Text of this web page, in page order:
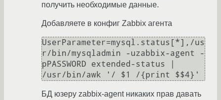
получить необходимые данные.
Добавляете в конфиг Zabbix агента
UserParameter=mysql.status[*],/us
r/bin/mysqladmin -uzabbix-agent -
pPASSWORD extended-status |
/usr/bin/awk '/ $1 /{print $$4}'
БД юзеру zabbix-agent никаких прав давать